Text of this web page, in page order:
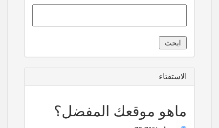
الاستفتاء
ماهو موقعك المفضل؟